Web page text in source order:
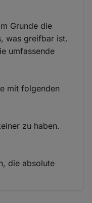
Grunde die
was greifbar ist.
umfassende
mit folgenden
zu haben.
die absolute